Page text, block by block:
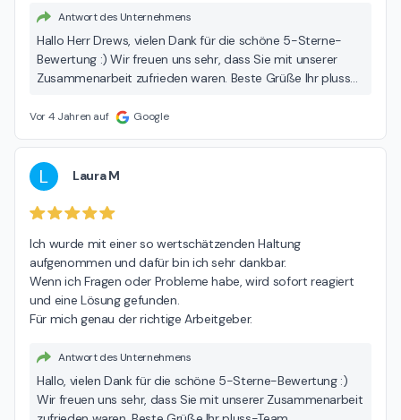
Antwort des Unternehmens
Hallo Herr Drews, vielen Dank für die schöne 5-Sterne-
Bewertung :) Wir freuen uns sehr, dass Sie mit unserer
Zusammenarbeit zufrieden waren. Beste Grüße Ihr pluss-
Vor 4 Jahren auf Google
L Laura M
Ich wurde mit einer so wertschätzenden Haltung
aufgenommen und dafür bin ich sehr dankbar.
Wenn ich Fragen oder Probleme habe, wird sofort reagiert
und eine Lösung gefunden.
Für mich genau der richtige Arbeitgeber.
Antwort des Unternehmens
Hallo, vielen Dank für die schöne 5-Sterne-Bewertung :)
Wir freuen uns sehr, dass Sie mit unserer Zusammenarbeit